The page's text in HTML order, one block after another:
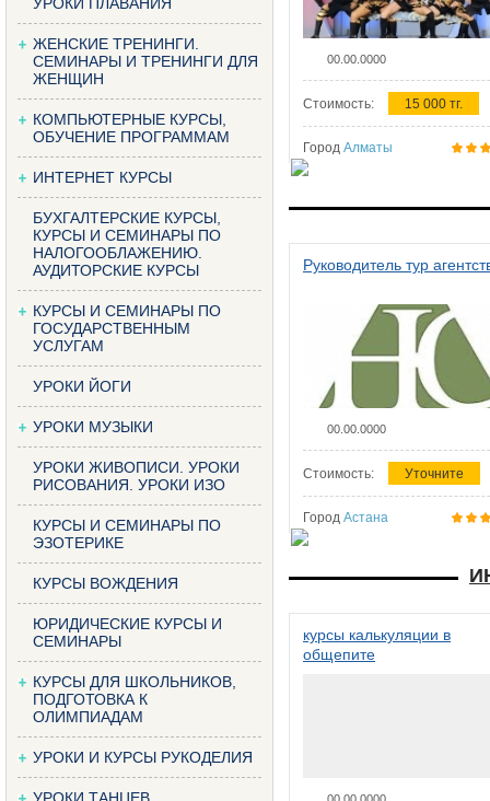
ЖЕНСКИЕ ТРЕНИНГИ.
СЕМИНАРЫ И ТРЕНИНГИ ДЛЯ
ЖЕНЩИН
КОМПЬЮТЕРНЫЕ КУРСЫ,
ОБУЧЕНИЕ ПРОГРАММАМ
ИНТЕРНЕТ КУРСЫ
БУХГАЛТЕРСКИЕ КУРСЫ,
КУРСЫ И СЕМИНАРЫ ПО
НАЛОГООБЛАЖЕНИЮ.
АУДИТОРСКИЕ КУРСЫ
КУРСЫ И СЕМИНАРЫ ПО
ГОСУДАРСТВЕННЫМ
УСЛУГАМ
УРОКИ ЙОГИ
УРОКИ МУЗЫКИ
УРОКИ ЖИВОПИСИ. УРОКИ
РИСОВАНИЯ. УРОКИ ИЗО
КУРСЫ И СЕМИНАРЫ ПО
ЭЗОТЕРИКЕ
КУРСЫ ВОЖДЕНИЯ
ЮРИДИЧЕСКИЕ КУРСЫ И
СЕМИНАРЫ
КУРСЫ ДЛЯ ШКОЛЬНИКОВ,
ПОДГОТОВКА К
ОЛИМПИАДАМ
УРОКИ И КУРСЫ РУКОДЕЛИЯ
00.00.0000
Стоимость: 15 000 тг.
Город Алматы
Руководитель тур
00.00.0000
Стоимость: Уточните
Город Астана
курсы калькуляции в
общепите